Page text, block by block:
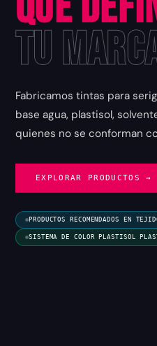
tu
Fabricamos tintas para
base agua, plastisol,
quienes no se conforman
EXPLORAR PRODUCTOS →
PRODUCTOS RECOMENDADOS EN
SISTEMA DE COLOR PLASTISOL